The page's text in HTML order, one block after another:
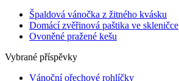
Špaldová vánočka z žitného kvásku
Domácí zvěřinová paštika ve skleničce
Ovoněné pražené kešu
Vybrané příspěvky
Vánoční ořechové rohlíčky